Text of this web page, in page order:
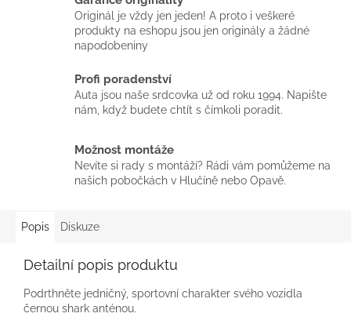
Originál je vždy jen jeden! A proto i veškeré
produkty na eshopu jsou jen originály a žádné
napodobeniny
Profi poradenství
Auta jsou naše srdcovka už od roku 1994. Napište
nám, když budete chtít s čímkoli poradit.
Možnost montáže
Nevíte si rady s montáží? Rádi vám pomůžeme na
našich pobočkách v Hlučíně nebo Opavě.
Popis Diskuze
Detailní popis produktu
Podrthněte jedničný, sportovní charakter svého vozidla
černou shark anténou.